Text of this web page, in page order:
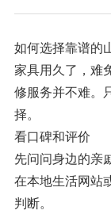
如何选择靠谱的
家具用久了，难
修服务并不难。
择。
看口碑和评价
先问问身边的亲
在本地生活网站
判断。